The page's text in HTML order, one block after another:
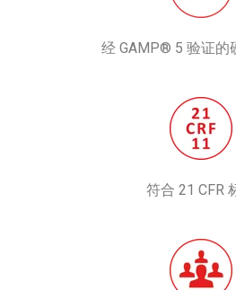
经 GAMP® 5 验证的
符合 21 CFR